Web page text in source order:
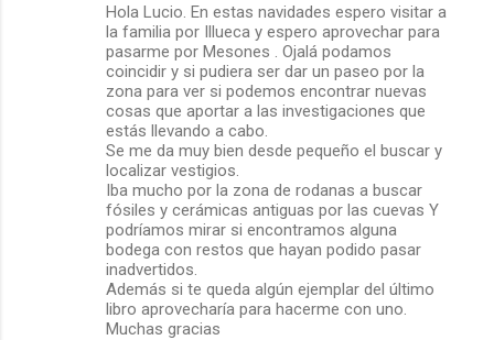
Hola Lucio. En estas navidades espero visitar a
la familia por Illueca y espero aprovechar para
pasarme por Mesones . Ojalá podamos
coincidir y si pudiera ser dar un paseo por la
zona para ver si podemos encontrar nuevas
cosas que aportar a las investigaciones que
estás llevando a cabo.
Se me da muy bien desde pequeño el buscar y
localizar vestigios.
Iba mucho por la zona de rodanas a buscar
fósiles y cerámicas antiguas por las cuevas Y
podríamos mirar si encontramos alguna
bodega con restos que hayan podido pasar
inadvertidos.
Además si te queda algún ejemplar del último
libro aprovecharía para hacerme con uno.
Muchas gracias